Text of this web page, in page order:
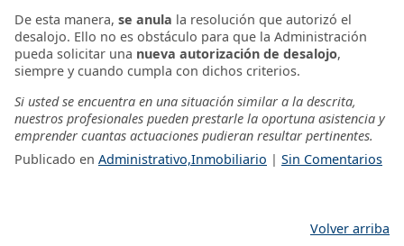
De esta manera, se anula la resolución que autorizó el
desalojo. Ello no es obstáculo para que la Administración
pueda solicitar una nueva autorización de desalojo,
siempre y cuando cumpla con dichos criterios.
Si usted se encuentra en una situación similar a la descrita,
nuestros profesionales pueden prestarle la oportuna asistencia y
emprender cuantas actuaciones pudieran resultar pertinentes.
Publicado en Administrativo,Inmobiliario | Sin Comentarios
Volver arriba